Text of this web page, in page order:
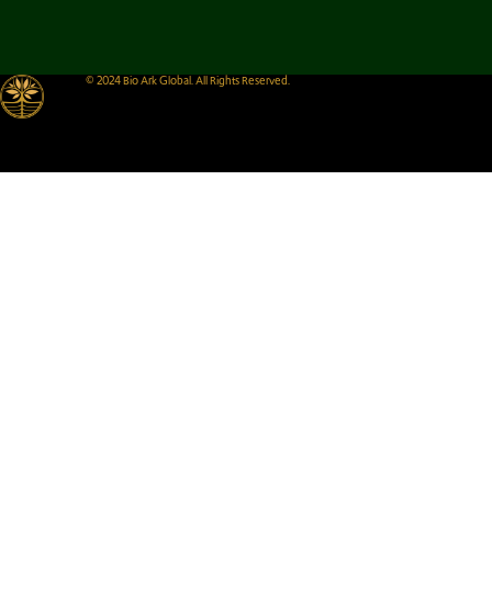
© 2024 Bio Ark Global. All Rights Reserved.